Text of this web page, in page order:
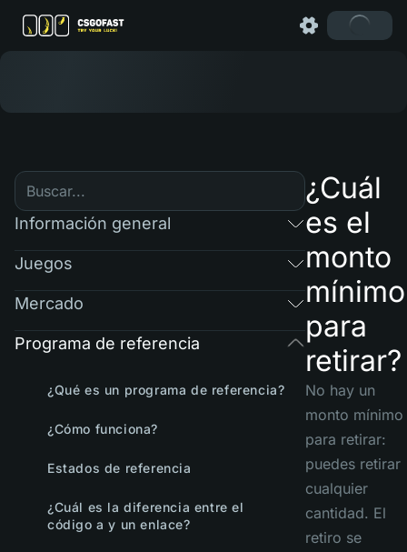
Información general
Juegos
Mercado
Programa de referencia
¿Qué es un programa de referencia?
¿Cómo funciona?
Estados de referencia
¿Cuál es la diferencia entre el
código a y un enlace?
¿Cuál
es el
monto
mínimo
para
retirar?
No hay un
monto mínimo
para retirar:
puedes retirar
cualquier
cantidad. El
retiro se